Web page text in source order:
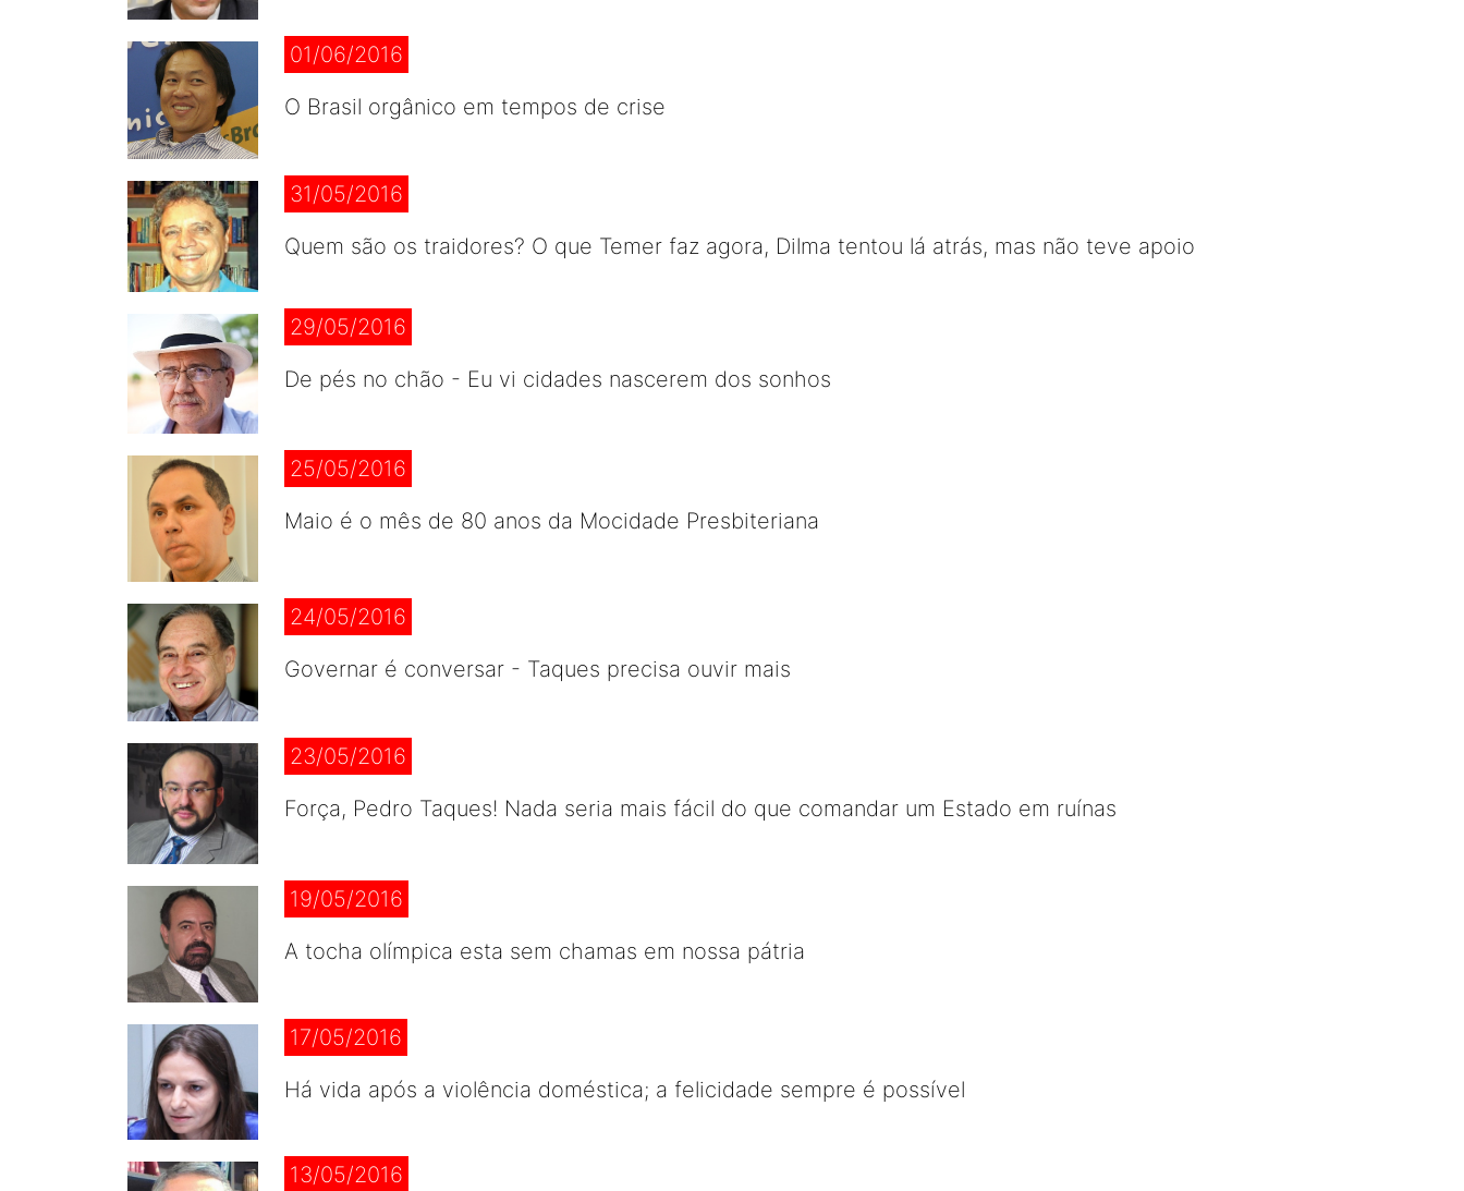
01/06/2016
O Brasil orgânico em tempos de crise
31/05/2016
Quem são os traidores? O que Temer faz agora, Dilma tentou lá atrás, mas não teve apoio
29/05/2016
De pés no chão - Eu vi cidades nascerem dos sonhos
25/05/2016
Maio é o mês de 80 anos da Mocidade Presbiteriana
24/05/2016
Governar é conversar - Taques precisa ouvir mais
23/05/2016
Força, Pedro Taques! Nada seria mais fácil do que comandar um Estado em ruínas
19/05/2016
A tocha olímpica esta sem chamas em nossa pátria
17/05/2016
Há vida após a violência doméstica; a felicidade sempre é possível
13/05/2016